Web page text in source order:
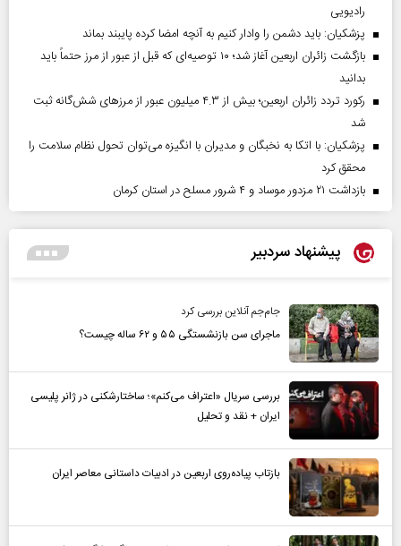
رادیویی
پزشکیان: باید دشمن را وادار کنیم به آنچه امضا کرده پایبند بماند
بازگشت زائران اربعین آغاز شد؛ ۱۰ توصیه‌ای که قبل از عبور از مرز حتماً باید
بدانید
رکورد تردد زائران اربعین؛ بیش از ۴.۳ میلیون عبور از مرزهای شش‌گانه ثبت
شد
پزشکیان: با اتکا به نخبگان و مدیران با انگیزه می‌توان تحول نظام سلامت را
محقق کرد
بازداشت ۲۱ مزدور موساد و ۴ شرور مسلح در استان کرمان
پیشنهاد سردبیر
جام‌جم آنلاین بررسی کرد
ماجرای سن بازنشستگی ۵۵ و ۶۲ ساله چیست؟
بررسی سریال «اعتراف می‌کنم»؛ ساختارشکنی در ژانر پلیسی
ایران + نقد و تحلیل
بازتاب پیاده‌روی اربعین در ادبیات داستانی معاصر ایران